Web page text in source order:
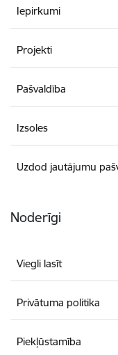
Iepirkumi
Projekti
Pašvaldība
Izsoles
Uzdod jautājumu
Noderīgi
Viegli lasīt
Privātuma politika
Piekļūstamība